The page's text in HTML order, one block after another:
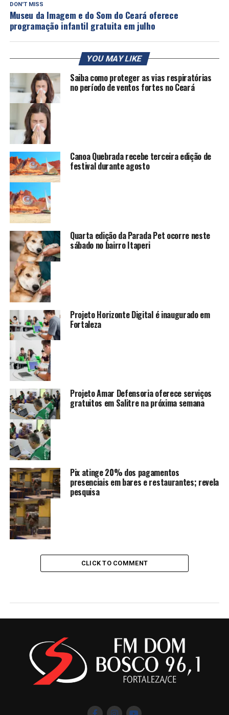
DON'T MISS
Museu da Imagem e do Som do Ceará oferece
programação infantil gratuita em julho
YOU MAY LIKE
Saiba como proteger as vias respiratórias
no período de ventos fortes no Ceará
Canoa Quebrada recebe terceira edição de
festival durante agosto
Quarta edição da Parada Pet ocorre neste
sábado no bairro Itaperi
Projeto Horizonte Digital é inaugurado em
Fortaleza
Projeto Amar Defensoria oferece serviços
gratuitos em Salitre na próxima semana
Pix atinge 20% dos pagamentos
presenciais em bares e restaurantes; revela
pesquisa
CLICK TO COMMENT